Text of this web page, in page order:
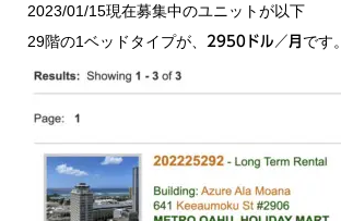
2023/01/15現在募集中のユニットが以下
29階の1ベッドタイプが、
2950ドル／月 です。